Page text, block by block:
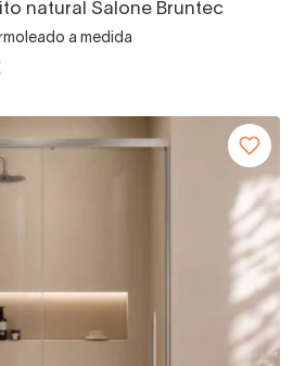
natural Salone Bruntec
a medida